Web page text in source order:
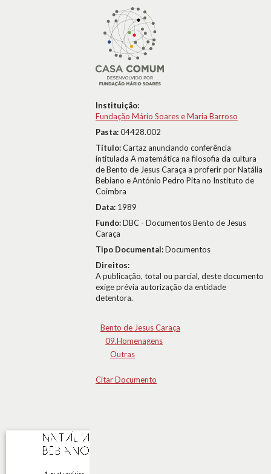
Instituição:
Fundação Mário Soares e Maria Barroso
Pasta:04428.002
Título:Cartaz anunciando conferência
intitulada A matemática na filosofia da cultura
de Bento de Jesus Caraça a proferir por Natália
Bebiano e António Pedro Pita no Instituto de
Coimbra
Data: 1989
Fundo:DBC - Documentos Bento de Jesus
Caraça
Tipo Documental:Documentos
Direitos:
A publicação, total ou parcial, deste documento
exige prévia autorização da entidade
detentora.
Bento de Jesus Caraça
09.Homenagens
Outras
Citar Documento